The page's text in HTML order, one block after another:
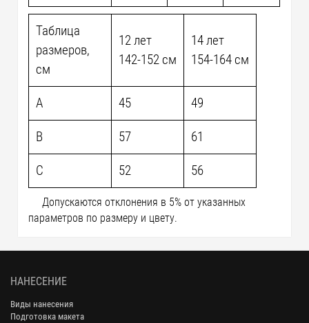
Таблица
размеров,
см
12 лет
142-152 см
14 лет
154-164 см
A 45 49
B 57 61
C 52 56
Допускаются отклонения в 5% от указанных
параметров по размеру и цвету.
НАНЕСЕНИЕ
Виды нанесения
Подготовка макета